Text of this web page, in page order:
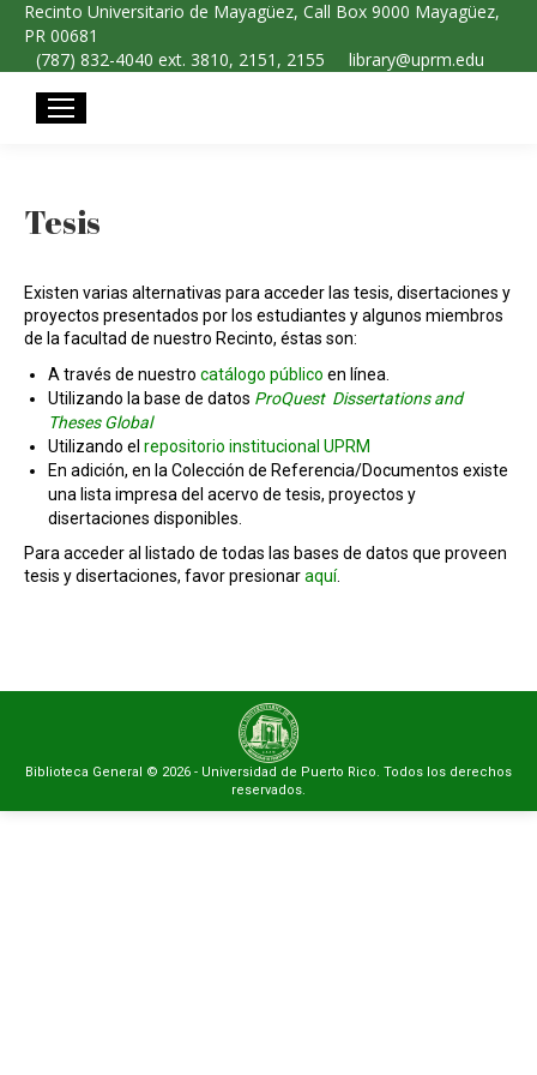
Recinto Universitario de Mayagüez, Call Box 9000 Mayagüez,
PR 00681
(787) 832-4040 ext. 3810, 2151, 2155
library@uprm.edu
Tesis
Existen varias alternativas para acceder las tesis, disertaciones y
proyectos presentados por los estudiantes y algunos miembros
de la facultad de nuestro Recinto, éstas son:
A través de nuestro catálogo público en línea.
Utilizando la base de datos ProQuest Dissertations and
Theses Global
Utilizando el repositorio institucional UPRM
En adición, en la Colección de Referencia/Documentos existe
una lista impresa del acervo de tesis, proyectos y
disertaciones disponibles.
Para acceder al listado de todas las bases de datos que proveen
tesis y disertaciones, favor presionaraquí.
Biblioteca General © 2026 - Universidad de Puerto Rico. Todos los derechos
reservados.